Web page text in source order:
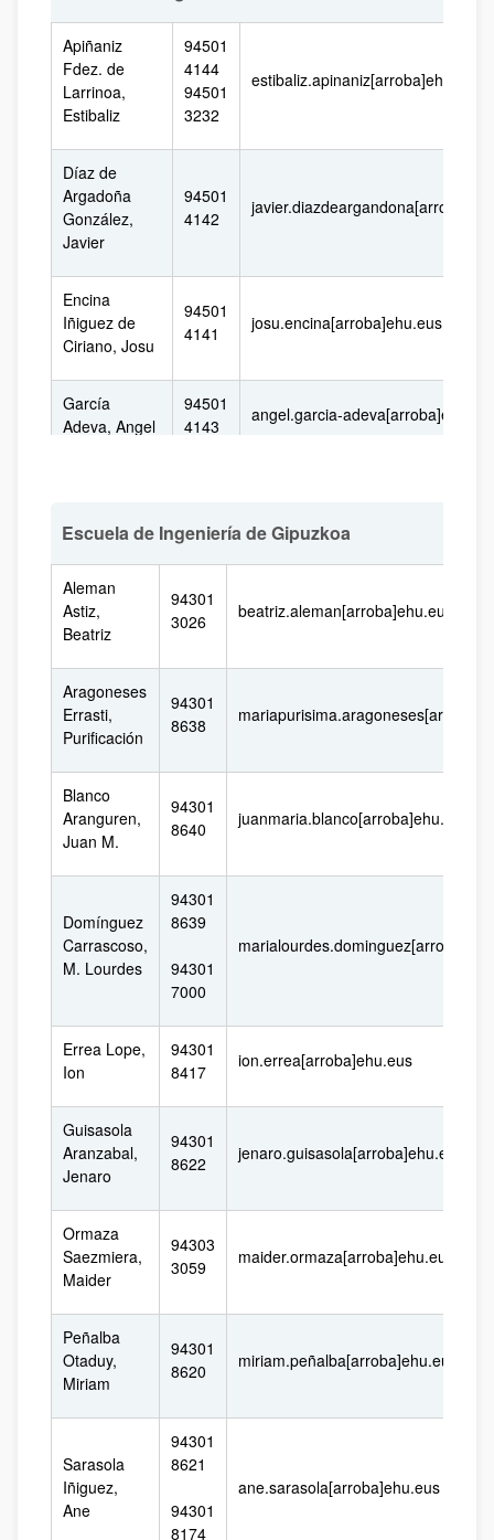
Apiñaniz
Fdez. de
Larrinoa,
Estibaliz
94501
4144
94501
3232
estibaliz.apinaniz[arroba]ehu.eus
Díaz de
Argadoña
González,
Javier
94501
4142
Encina
Iñiguez de
Ciriano, Josu
94501
4141
josu.encina[arroba]ehu.eus
García
Adeva, Angel
94501
4143
angel.garcia-
Iván
94501
Escuela de Ingeniería de Gipuzkoa
Aleman
Astiz,
Beatriz
94301
3026
beatriz.aleman[arroba]ehu.eus
Aragoneses
Errasti,
Purificación
94301
8638
Blanco
Aranguren,
Juan M.
94301
8640
juanmaria.blanco[arroba]ehu.eus
Domínguez
Carrascoso,
M. Lourdes
94301
8639
94301
7000
Errea Lope,
Ion
94301
8417
ion.errea[arroba]ehu.eus
Guisasola
Aranzabal,
Jenaro
94301
8622
jenaro.guisasola[arroba]ehu.eus
Ormaza
Saezmiera,
Maider
94303
3059
maider.ormaza[arroba]ehu.eus
Peñalba
Otaduy,
Miriam
94301
8620
miriam.peñalba[arroba]ehu.eus
Sarasola
Iñiguez,
Ane
94301
8621
94301
8174
ane.sarasola[arroba]ehu.eus